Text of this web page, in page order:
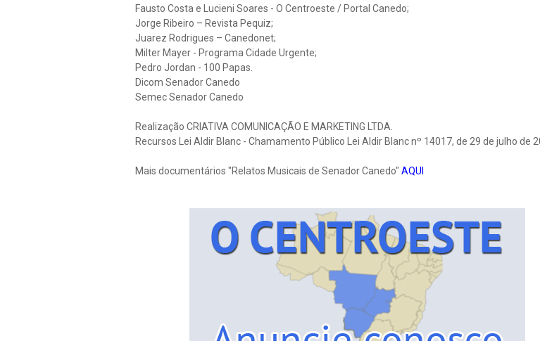
Fausto Costa e Lucieni Soares - O Centroeste / Portal Canedo;
Jorge Ribeiro – Revista Pequiz;
Juarez Rodrigues – Canedonet;
Milter Mayer - Programa Cidade Urgente;
Pedro Jordan - 100 Papas.
Dicom Senador Canedo
Semec Senador Canedo
Realização CRIATIVA COMUNICAÇÃO E MARKETING LTDA.
Recursos Lei Aldir Blanc - Chamamento Público Lei Aldir Blanc nº 14017, de 29 de julho de
Mais documentários "Relatos Musicais de Senador Canedo" AQUI